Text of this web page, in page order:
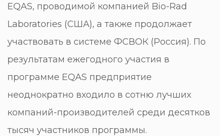
EQAS, проводимой компанией Bio-Rad
Laboratories (США), а также продолжает
участвовать в системе ФСВОК (Россия). По
результатам ежегодного участия в
программе EQAS предприятие
неоднократно входило в сотню лучших
компаний-производителей среди десятков
тысяч участников программы.